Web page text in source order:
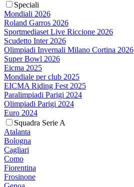
Speciali
Mondiali 2026
Roland Garros 2026
Sportmediaset Live Riccione 2026
Scudetto Inter 2026
Olimpiadi Invernali Milano Cortina 2026
Super Bowl 2026
Eicma 2025
Mondiale per club 2025
EICMA Riding Fest 2025
Paralimpiadi Parigi 2024
Olimpiadi Parigi 2024
Euro 2024
Squadra Serie A
Atalanta
Bologna
Cagliari
Como
Fiorentina
Frosinone